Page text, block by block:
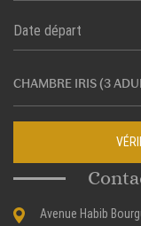
Avenue Habib